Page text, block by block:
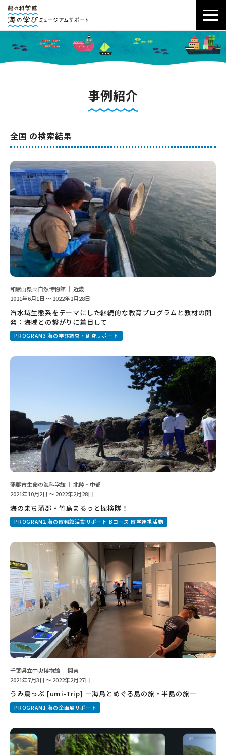
事例紹介
全国 の検索結果
和歌山県立自然博物館 ｜ 近畿
2021年6月1日 ～ 2022年2月28日
汽水域生態系をテーマにした継続的な教育プログラムと教材の開
発：海域との繋がりに着目して
PROGRAM3 海の学び調査・研究サポート
蒲郡市生命の海科学館 ｜ 北陸・中部
2021年10月2日 ～ 2022年2月28日
海のまち蒲郡・竹島まるっと探検隊！
PROGRAM2 海の博物館活動サポート Bコース 博学連携活動
千葉県立中央博物館 ｜ 関東
2021年7月3日 ～ 2022年2月27日
うみ鳥っぷ [umi-Trip] ―海鳥とめぐる島の旅・半島の旅―
PROGRAM1 海の企画展サポート